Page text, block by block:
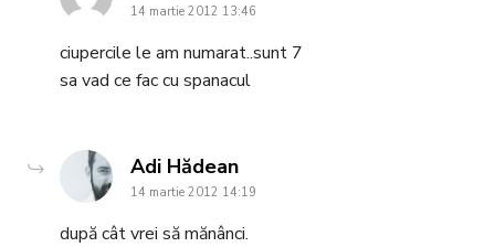
14 martie 2012 13:46
ciupercile le am numarat..sunt 7
sa vad ce fac cu spanacul
Adi Hădeansays:
14 martie 2012 14:19
după cât vrei să mănânci.